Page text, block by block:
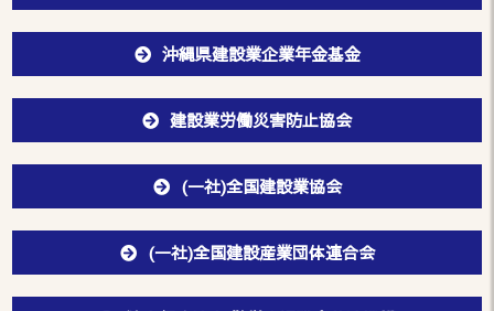
沖縄県建設業企業年金基金
建設業労働災害防止協会
(一社)全国建設業協会
(一社)全国建設産業団体連合会